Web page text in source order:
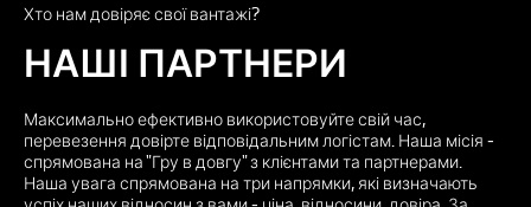
Хто нам довіряє свої вантажі?
НАШІ ПАРТНЕРИ
Максимально ефективно використовуйте свій час,
перевезення довірте відповідальним логістам. Наша місія -
спрямована на "Гру в довгу" з клієнтами та партнерами.
Наша увага спрямована на три напрямки, які визначають